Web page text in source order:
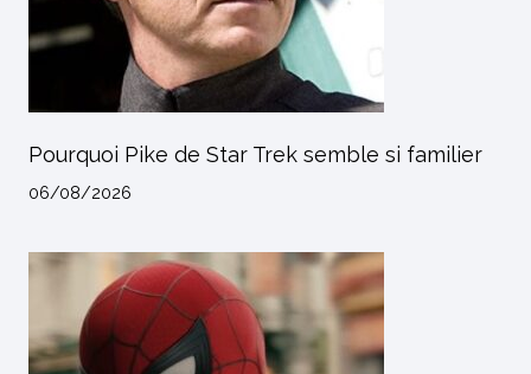
Pourquoi Pike de Star Trek semble si familier
06/08/2026